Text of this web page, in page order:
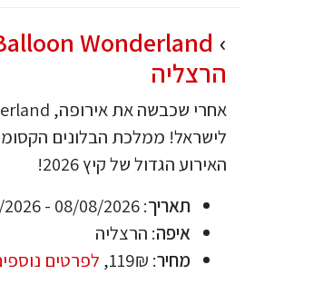
הרצליה
לישראל! ממלכת הבלונים
האירוע הגדול של קיץ 2026!
תאריך: 08/08/2026 - 31/08/2026
איפה: הרצליה
מחיר: 119₪, לפרטים